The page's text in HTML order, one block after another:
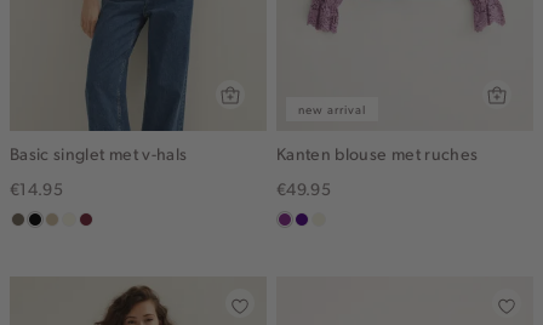
Basic singlet met v-hals
€14.95
middenbruin
zwartlichtzand
wit,bordeaux
new arrival
Kanten blouse met ruches
€49.95
middenpaars
indigo